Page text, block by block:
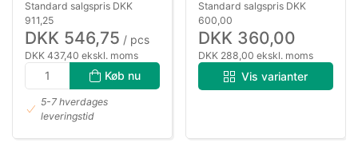
Standard salgspris DKK
911,25
DKK 546,75 / pcs
DKK 437,40 ekskl. moms
Køb nu
5-7 hverdages
leveringstid
Standard salgspris DKK
600,00
DKK 360,00
DKK 288,00 ekskl. moms
Vis varianter